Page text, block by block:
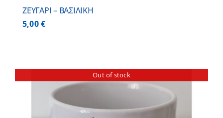
ΖΕΥΓΑΡΙ – ΒΑΣΙΛΙΚΗ
5,00€
Out of stock